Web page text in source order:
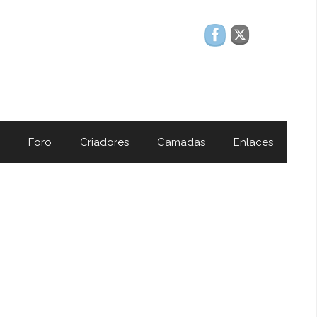
Foro Criadores Camadas Enlaces